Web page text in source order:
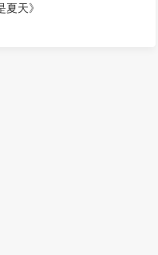
天》